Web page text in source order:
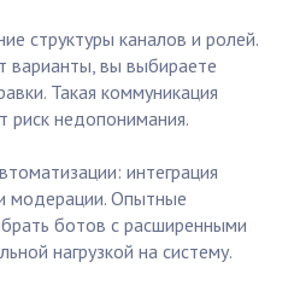
структуры каналов и ролей.
варианты, вы выбираете
Такая коммуникация
риск недопонимания.
интеграция
модерации. Опытные
ботов с расширенными
нагрузкой на систему.